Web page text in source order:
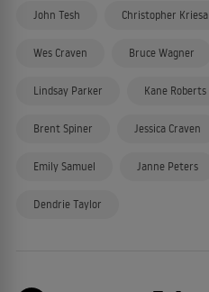
John Tesh Christopher Kriesa
Wes Craven Bruce Wagner
Lindsay Parker Kane Roberts
Brent Spiner Jessica Craven
Emily Samuel Janne Peters
Dendrie Taylor